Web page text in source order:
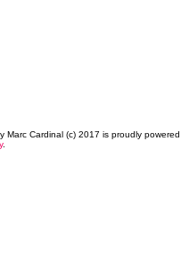
Marc Cardinal (c) 2017 is proudly
.